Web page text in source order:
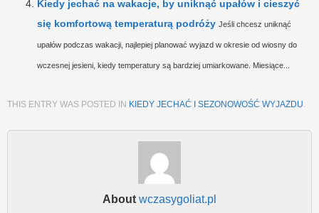
Kiedy jechać na wakacje, by uniknąć upałów i cieszyć
się komfortową temperaturą podróży Jeśli chcesz uniknąć
upałów podczas wakacji, najlepiej planować wyjazd w okresie od wiosny do
wczesnej jesieni, kiedy temperatury są bardziej umiarkowane. Miesiące...
THIS ENTRY WAS POSTED IN KIEDY JECHAĆ I SEZONOWOŚĆ WYJAZDU.
About wczasygoliat.pl